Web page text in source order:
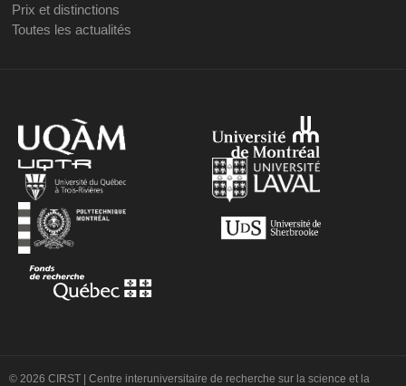
Prix et distinctions
Toutes les actualités
© 2026 CIRST | Centre interuniversitaire de recherche sur la science et la